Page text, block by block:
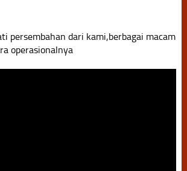
persembahan dari kami,berbagai macam
operasionalnya